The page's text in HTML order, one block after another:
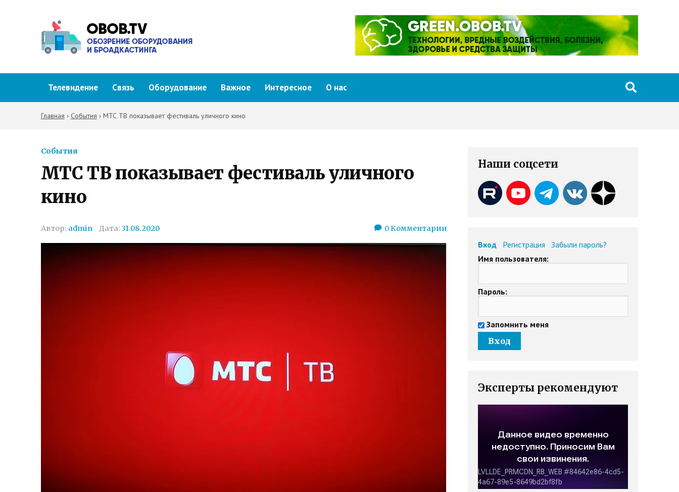
Телевидение Связь Оборудование Важное Интересное О нас
Главная › События › МТС ТВ показывает фестиваль уличного кино
События
МТС ТВ показывает фестиваль уличного
кино
Автор: admin Дата: 31.08.2020 0Комментарии
Наши соцсети
Вход Регистрация
Забыли пароль?
Имя пользователя:
Пароль:
Запомнить меня
Эксперты рекомендуют